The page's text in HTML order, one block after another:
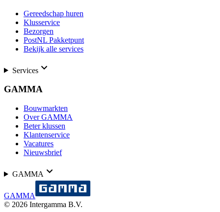
Gereedschap huren
Klusservice
Bezorgen
PostNL Pakketpunt
Bekijk alle services
Services
GAMMA
Bouwmarkten
Over GAMMA
Beter klussen
Klantenservice
Vacatures
Nieuwsbrief
GAMMA
GAMMA
© 2026 Intergamma B.V.